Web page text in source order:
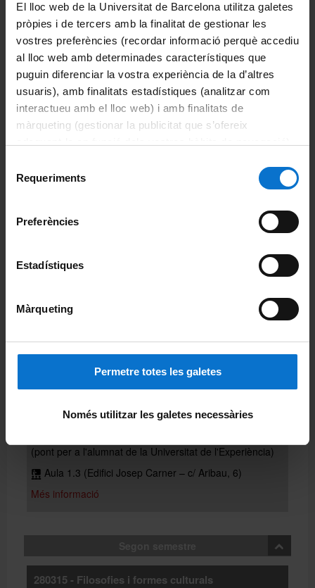
El lloc web de la Universitat de Barcelona utilitza galetes
pròpies i de tercers amb la finalitat de gestionar les
vostres preferències (recordar informació perquè accediu
al lloc web amb determinades característiques que
puguin diferenciar la vostra experiència de la d’altres
usuaris), amb finalitats estadístiques (analitzar com
interactueu amb el lloc web) i amb finalitats de
màrqueting (gestionar la publicitat que s’ofereix
consultar laPolítica de galetes del lloc web de la
Requeriments
Preferències
Estadístiques
Màrqueting
Permetre totes les galetes
Només utilitzar les galetes necessàries
del 5 de febrer al 21 de maig de 2027
divendres de 12 a 14 h - Festius: 26 de març, 2
d'abril i 23 d'abril
Aula 2.1 (Edifici Josep Carner – c/ Aribau, 6)
Més informació
Preu del curs
del 18 de setembre al 18 de desembre de 2026
per a l'alumnat de la Universitat de l'Experiència)
Més informació
280314 - Pràctiques de literatura comparada
del 18 de setembre al 18 de desembre de 2026
(pont per a l'alumnat de la Universitat de l'Experiència)
Aula 1.3 (Edifici Josep Carner – c/ Aribau, 6)
Més informació
280315 - Filosofies i formes culturals